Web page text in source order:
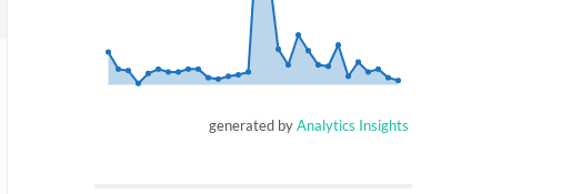
generated byAnalytics Insights